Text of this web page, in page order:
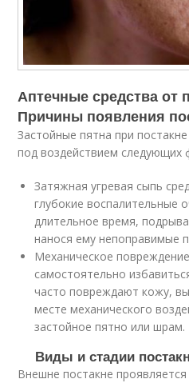
Аптечные средства от
Причины появления
Застойные пятна при
под воздействием следующих
Затяжная угревая сыпь
глубокие воспалительные
длительное время,
нанося ему непоправимые
Механическое
самостоятельно
часто повреждают кожу,
месте механического
застойное пятно или шрам.
Виды и стадии
Внешне постакне